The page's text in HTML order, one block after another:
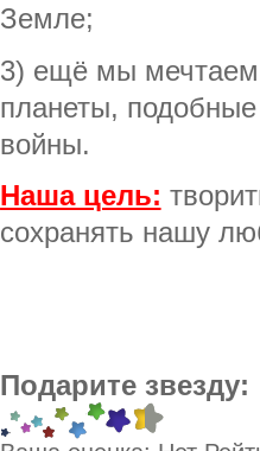
Земле;
3) ещё мы мечтаем
планеты,
войны.
Наша цель:
сохранять нашу
Подарите звезду: